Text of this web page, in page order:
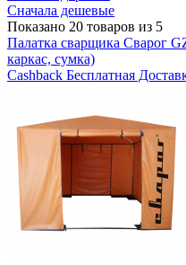
Сначала дешевые
Показано 20 товаров из 5
Палатка сварщика Сварог
каркас, сумка)
Cashback Бесплатная